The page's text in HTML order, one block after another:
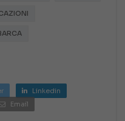
Linkedin
Email